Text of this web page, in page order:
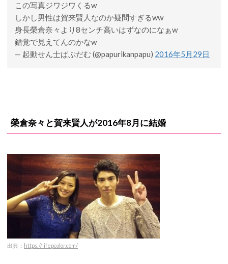
この写真ジワジワくるw
しかし男性は賀来賢人なのか疑問すぎるww
身長榮倉奈々より8センチ高いはずなのになぁw
錯覚で見えてんのかなw
— 起動せん士ぱぷだむ (@papurikanpapu) 2016年5月29日
榮倉奈々と賀来賢人が2016年8月に結婚
出典： https://lifepcolor.com/